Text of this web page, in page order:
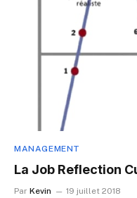
MANAGEMENT
La Job Reflection
Par Kevin 19 juillet 2018